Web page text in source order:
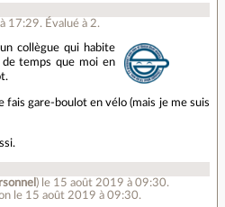
17:29. Évalué à 2.
collègue qui habite
temps que moi en
fais gare-boulot en vélo (mais je me suis
) le 15 août 2019 à 09:30.
le 15 août 2019 à 09:30.